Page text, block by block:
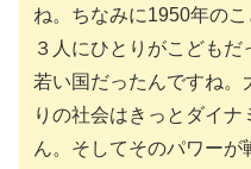
ね。ちなみに1950年の
３人にひとりがこども
若い国だったんですね。
りの社会はきっとダイ
ん。そしてそのパワー